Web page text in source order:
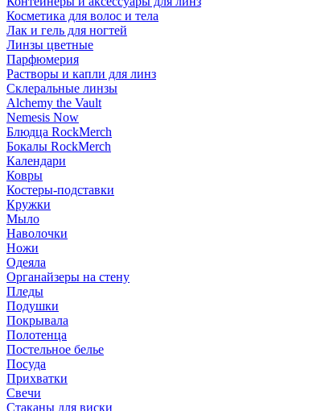
Косметика для волос и тела
Лак и гель для ногтей
Линзы цветные
Парфюмерия
Растворы и капли для линз
Склеральные линзы
Alchemy the Vault
Nemesis Now
Блюдца RockMerch
Бокалы RockMerch
Календари
Ковры
Костеры-подставки
Кружки
Мыло
Наволочки
Ножи
Одеяла
Органайзеры на стену
Пледы
Подушки
Покрывала
Полотенца
Постельное белье
Посуда
Прихватки
Свечи
Стаканы для виски